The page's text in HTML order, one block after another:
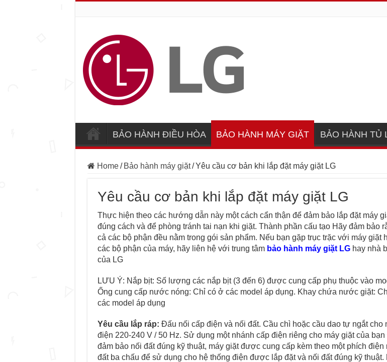
BẢO HÀNH ĐIỀU HÒA BẢO HÀNH MÁY GIẶT BẢO HÀNH TỦ
Home / Bảo hành máy giặt / Yêu cầu cơ bản khi lắp đặt máy giặt LG
Yêu cầu cơ bản khi lắp đặt máy giặt LG
Thực hiện theo các hướng dẫn này một cách cẩn thận để đảm bảo lắp đặt máy
đúng cách và để phòng tránh tai nạn khi giặt. Thành phần cấu tạo Hãy đảm bảo
cả các bộ phận đều nằm trong gói sản phẩm. Nếu bạn gặp trục trặc với máy giặt
các bộ phận của máy, hãy liên hệ với trung tâm bảo hành máy giặt LGhay nhà
của LG
LƯU Ý: Nắp bịt: Số lượng các nắp bịt (3 đến 6) được cung cấp phụ thuộc vào
Ống cung cấp nước nóng: Chỉ có ở các model áp dụng. Khay chứa nước giặt:
các model áp dụng
Yêu cầu lắp ráp: Đấu nối cấp điện và nối đất. Cầu chì hoặc cầu dao tự ngắt cho
điện 220-240 V / 50 Hz. Sử dụng một nhánh cấp điện riêng cho máy giặt của
đảm bảo nối đất đúng kỹ thuật, máy giặt được cung cấp kèm theo một phích điện
đất ba chấu để sử dụng cho hệ thống điện được lắp đặt và nối đất đúng kỹ thuật.